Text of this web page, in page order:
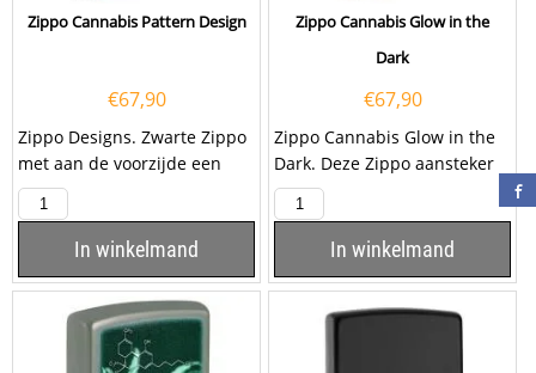
Zippo Cannabis Pattern Design
€67,90
Zippo Designs. Zwarte Zippo
met aan de voorzijde een
opdruk van een oog. Laat
deze Zwarte...
In winkelmand
Zippo Cannabis Glow in the
Dark
€67,90
Zippo Cannabis Glow in the
Dark. Deze Zippo aansteker
is voorzien van een Color
image op de...
In winkelmand